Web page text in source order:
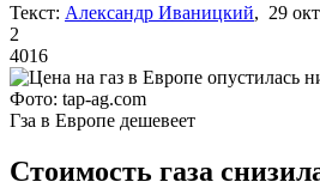
Текст: Александр Иваницкий, 29
2
4016
Фото: tap-ag.com
Гза в Европе дешевеет
Стоимость газа